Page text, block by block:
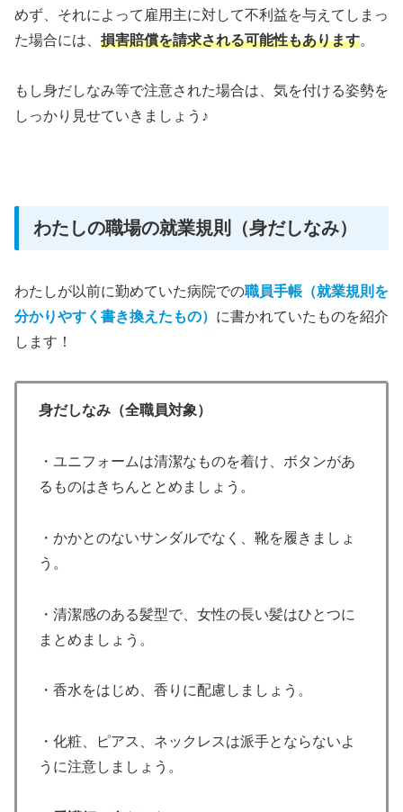
めず、それによって雇用主に対して不利益を与えてしまっ
た場合には、 損害賠償を請求される可能性もあります。
もし身だしなみ等で注意された場合は、気を付ける姿勢を
しっかり見せていきましょう♪
わたしの職場の就業規則（身だしなみ）
わたしが以前に勤めていた病院での職員手帳（就業規則を
分かりやすく書き換えたもの） に書かれていたものを紹介
します！
身だしなみ（全職員対象）
・ユニフォームは清潔なものを着け、ボタンがあ
るものはきちんととめましょう。
・かかとのないサンダルでなく、靴を履きましょ
う。
・清潔感のある髪型で、女性の長い髪はひとつに
まとめましょう。
・香水をはじめ、香りに配慮しましょう。
・化粧、ピアス、ネックレスは派手とならないよ
うに注意しましょう。